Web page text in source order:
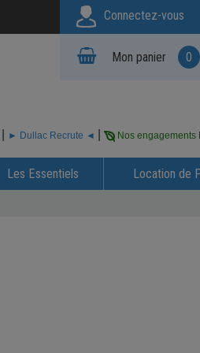
Connectez-vous
Mon panier 0
► Dullac Recrute ◄ Nos engagements
Les Essentiels Location de